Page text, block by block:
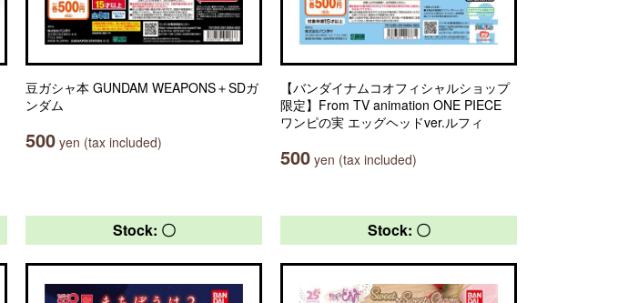
豆ガシャ本 GUNDAM WEAPONS＋SDガ
ンダム
500 yen (tax included)
【バンダイナムコオフィシャルショップ
限定】From TV animation ONE PIECE
ワンピの実 エッグヘッドver.ルフィ
500 yen (tax included)
Stock: 〇 Stock: 〇